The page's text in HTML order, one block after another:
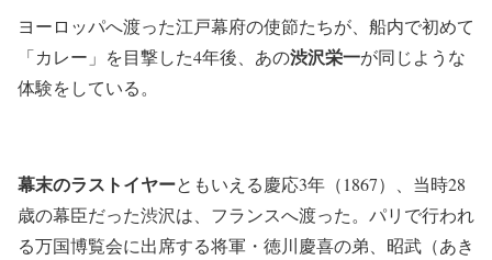
ヨーロッパへ渡った江戸幕府の使節たちが、船内で初めて
「カレー」を目撃した4年後、あの渋沢栄一が同じような
体験をしている。
幕末のラストイヤーともいえる慶応3年（1867）、当時28
歳の幕臣だった渋沢は、フランスへ渡った。パリで行われ
る万国博覧会に出席する将軍・徳川慶喜の弟、昭武（あき